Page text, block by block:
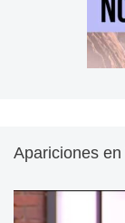
Apariciones en